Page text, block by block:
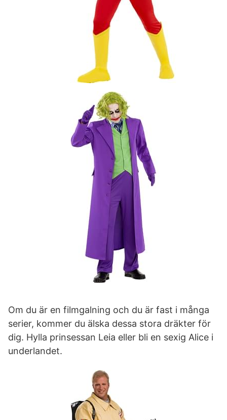
Om du är en filmgalning och du är fast i många
serier, kommer du älska dessa stora dräkter för
dig. Hylla prinsessan Leia eller bli en sexig Alice i
underlandet.